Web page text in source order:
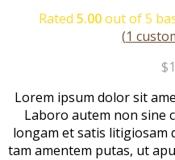
Rated 5.00out of 5
(1
$
Lorem ipsum dolor sit
Laboro autem non sine
longam et satis litigiosam
tam amentem putas, ut